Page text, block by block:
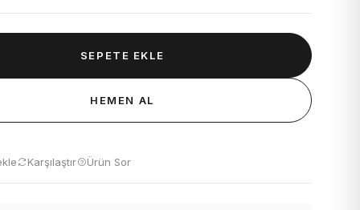
SEPETE EKLE
HEMEN AL
Karşılaştır Ürün Sor